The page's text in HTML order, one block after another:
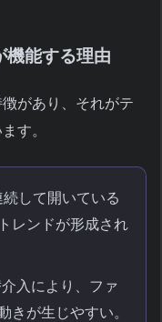
機能する理由
があり、それがテ
す。
して開いている
レンドが形成され
入により、ファ
きが生じやすい。